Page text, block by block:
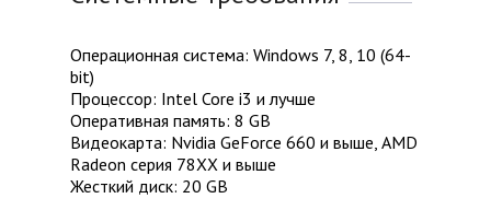
Операционная система: Windows 7, 8, 10 (64-
bit)
Процессор: Intel Core i3 и лучше
Оперативная память: 8 GB
Видеокарта: Nvidia GeForce 660 и выше, AMD
Radeon серия 78XX и выше
Жесткий диск: 20 GB